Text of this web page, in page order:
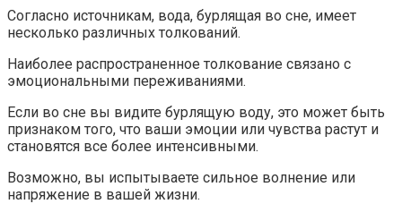
Согласно источникам, вода, бурлящая во сне, имеет
несколько различных толкований.
Наиболее распространенное толкование связано с
эмоциональными переживаниями.
Если во сне вы видите бурлящую воду, это может быть
признаком того, что ваши эмоции или чувства растут и
становятся все более интенсивными.
Возможно, вы испытываете сильное волнение или
напряжение в вашей жизни.